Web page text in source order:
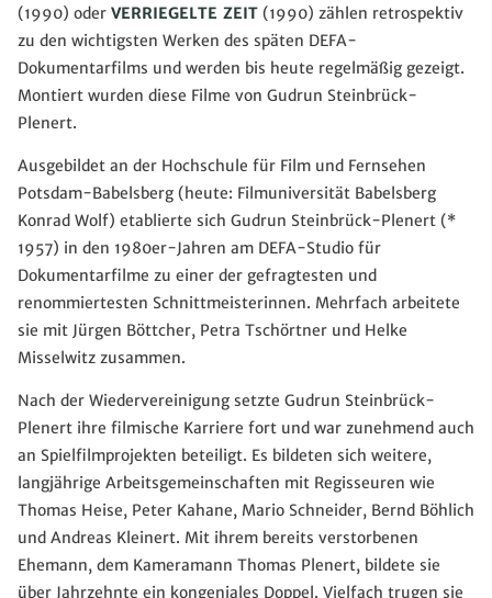
(1990) oder VERRIEGELTE ZEIT (1990) zählen retrospektiv
zu den wichtigsten Werken des späten DEFA-
Dokumentarfilms und werden bis heute regelmäßig gezeigt.
Montiert wurden diese Filme von Gudrun Steinbrück-
Plenert.
Ausgebildet an der Hochschule für Film und Fernsehen
Potsdam-Babelsberg (heute: Filmuniversität Babelsberg
Konrad Wolf) etablierte sich Gudrun Steinbrück-Plenert (*
1957) in den 1980er-Jahren am DEFA-Studio für
Dokumentarfilme zu einer der gefragtesten und
renommiertesten Schnittmeisterinnen. Mehrfach arbeitete
sie mit Jürgen Böttcher, Petra Tschörtner und Helke
Misselwitz zusammen.
Nach der Wiedervereinigung setzte Gudrun Steinbrück-
Plenert ihre filmische Karriere fort und war zunehmend auch
an Spielfilmprojekten beteiligt. Es bildeten sich weitere,
langjährige Arbeitsgemeinschaften mit Regisseuren wie
Thomas Heise, Peter Kahane, Mario Schneider, Bernd Böhlich
und Andreas Kleinert. Mit ihrem bereits verstorbenen
Ehemann, dem Kameramann Thomas Plenert, bildete sie
über Jahrzehnte ein kongeniales Doppel. Vielfach trugen sie